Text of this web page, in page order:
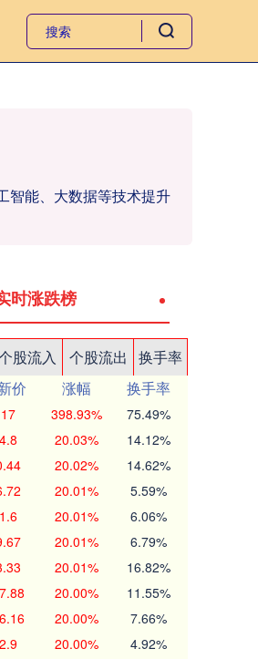
智能、大数据等技术提升
时涨跌榜
股流入 个股流出
换手率
价 涨幅
换手率
398.93% 75.49%
20.03% 14.12%
20.02% 14.62%
20.01% 5.59%
20.01% 6.06%
20.01% 6.79%
20.01% 16.82%
20.00% 11.55%
20.00% 7.66%
20.00% 4.92%